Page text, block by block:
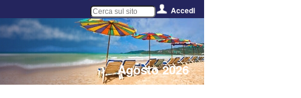
Accedi
Agosto 2026